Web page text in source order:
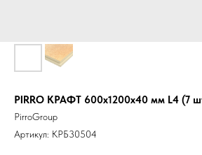
PIRRO КРАФТ 600х1200х40 мм L4 (7
PirroGroup
Артикул: КРБ30504